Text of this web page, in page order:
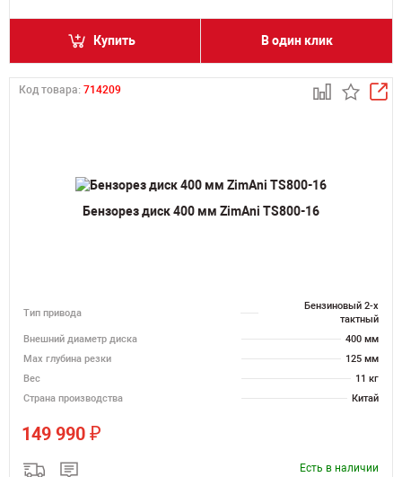
Купить В один клик
Код товара: 714209
Бензорез диск 400 мм ZimAni TS800-16
Тип привода
Бензиновый 2-х
тактный
Внешний диаметр диска
400 мм
Max глубина резки
125 мм
Вес
11 кг
Страна производства
Китай
149 990 ₽
Есть в наличии